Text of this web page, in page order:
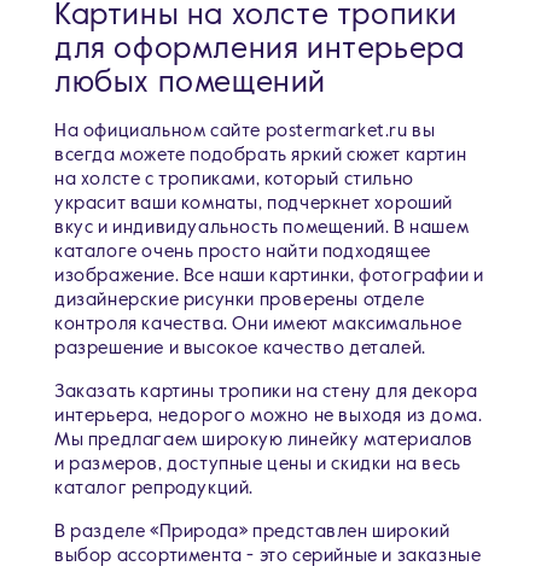
Картины на холсте тропики
для оформления интерьера
любых помещений
На официальном сайте postermarket.ru вы
всегда можете подобрать яркий сюжет картин
на холсте с тропиками, который стильно
украсит ваши комнаты, подчеркнет хороший
вкус и индивидуальность помещений. В нашем
каталоге очень просто найти подходящее
изображение. Все наши картинки, фотографии и
дизайнерские рисунки проверены отделе
контроля качества. Они имеют максимальное
разрешение и высокое качество деталей.
Заказать картины тропики на стену для декора
интерьера, недорого можно не выходя из дома.
Мы предлагаем широкую линейку материалов
и размеров, доступные цены и скидки на весь
каталог репродукций.
В разделе «Природа» представлен широкий
выбор ассортимента - это серийные и заказные